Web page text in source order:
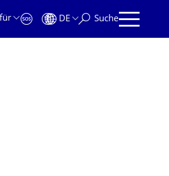
DE Suche